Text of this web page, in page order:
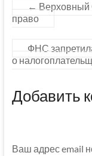
← Верховный
право
ФНС
о
Добавить
Ваш адрес email